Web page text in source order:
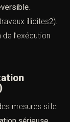
.
illicites2).
l’exécution
mesures si le